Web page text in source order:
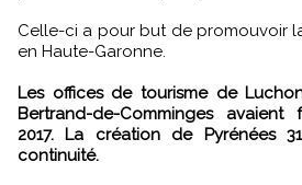
Celle-ci a pour but de promouvoir
en Haute-Garonne.
Les offices de tourisme de
Bertrand-de-Comminges avaient
2017. La création de Pyrénées
continuité.